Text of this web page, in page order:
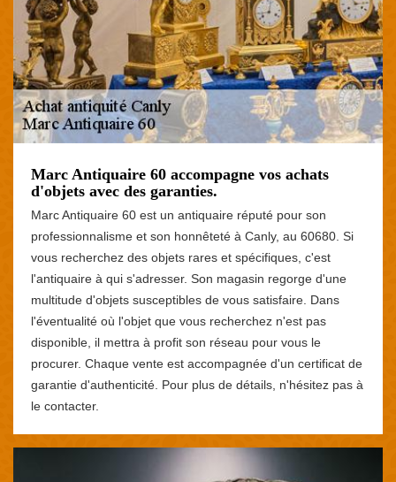
Marc Antiquaire 60 accompagne vos achats
d'objets avec des garanties.
Marc Antiquaire 60 est un antiquaire réputé pour son
professionnalisme et son honnêteté à Canly, au 60680. Si
vous recherchez des objets rares et spécifiques, c'est
l'antiquaire à qui s'adresser. Son magasin regorge d'une
multitude d'objets susceptibles de vous satisfaire. Dans
l'éventualité où l'objet que vous recherchez n'est pas
disponible, il mettra à profit son réseau pour vous le
procurer. Chaque vente est accompagnée d'un certificat de
garantie d'authenticité. Pour plus de détails, n'hésitez pas à
le contacter.